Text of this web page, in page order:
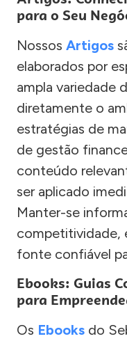
para o Seu
Nossos Artigos
elaborados por
ampla variedade
diretamente o
estratégias de
de gestão
conteúdo
ser aplicado
Manter-se
competitividade,
fonte confiável
Ebooks: Guias
para
Os Ebooks do